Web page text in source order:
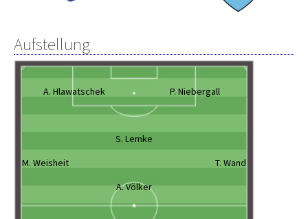
Aufstellung
A. Hlawatschek P. Niebergall
S. Lemke
M. Weisheit
T. Wand
A. Völker